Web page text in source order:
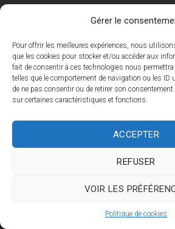
Gérer le
Pour offrir les meilleures expériences, nous
que les cookies pour stocker et/ou accéder aux
fait de consentir à ces technologies nous permettra
telles que le comportement de navigation ou les ID
de ne pas consentir ou de retirer son
sur certaines caractéristiques et fonctions.
ACCEPTER
REFUSER
VOIR LES
Politique de cookies